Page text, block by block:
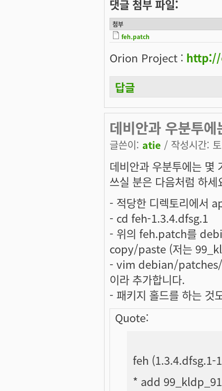
댓글 첨부 파일:
첨부
feh.patch
Orion Project :
답글
데비안과 우분투에
글쓴이: atie / 작성시간:
데비안과 우분투에는 몇
쓰실 분은 다음처럼 하세
- 적당한 디렉토리에서
- cd feh-1.3.4.dfsg.1
- 위의 feh.patch를
copy/paste (저는
- vim debian/patches/
이라 추가합니다.
- 패키지 홀드를 하는
Quote:
feh
* add